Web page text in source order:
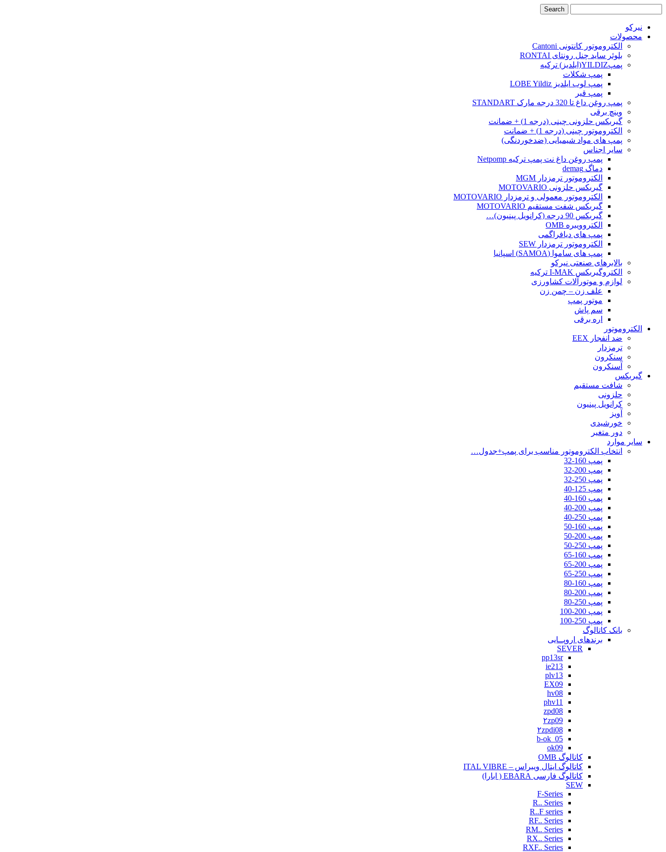
نیرکو
محصولات
الکتروموتور کانتونی Cantoni
بلوئر ساید چنل رونتای RONTAI
پمپYILDIZ(ایلدیز) ترکیه
پمپ شکلات
پمپ لوب ایلدیز LOBE Yildiz
پمپ قیر
پمپ روغن داغ تا 320 درجه مارک STANDART
وینچ برقی
گیربکس حلزونی چینی (درجه 1) + ضمانت
الکتروموتور چینی (درجه 1) + ضمانت
پمپ های مواد شیمیایی (ضدخوردنگی)
سایر اجناس
پمپ روغن داغ نت پمپ ترکیه Netpomp
دماگ demag
الکتروموتور ترمزدار MGM
گیربکس حلزونی MOTOVARIO
الکتروموتور معمولی و ترمزدار MOTOVARIO
گیربکس شفت مستقیم MOTOVARIO
گیربکس 90 درجه (کرانویل پینیون)…
الکتروویبره OMB
پمپ های دیافراگمی
الکتروموتور ترمزدار SEW
پمپ های ساموا (SAMOA) اسپانیا
بالابرهای صنعتی نیرکو
الکتروگیربکس I-MAK ترکیه
لوازم و موتورآلات کشاورزی
علف زن – چمن زن
موتور پمپ
سم پاش
اره برقی
الکتروموتور
ضد انفجار EEX
ترمزدار
سنکرون
آسنکرون
گیربکس
شافت مستقیم
حلزونی
کرانویل پینیون
آویز
خورشیدی
دور متغیر
سایر موارد
انتخاب الکتروموتور مناسب برای پمپ+جدول…
پمپ 160-32
پمپ 200-32
پمپ 250-32
پمپ 125-40
پمپ 160-40
پمپ 200-40
پمپ 250-40
پمپ 160-50
پمپ 200-50
پمپ 250-50
پمپ 160-65
پمپ 200-65
پمپ 250-65
پمپ 160-80
پمپ 200-80
پمپ 250-80
پمپ 200-100
پمپ 250-100
بانک کاتالوگ
برندهای اروپــایی
SEVER
pp13sr
ie213
plv13
EX09
hv08
phv11
zpd08
۲zp09
۲zpdi08
b-ok_05
ok09
کاتالوگ OMB
کاتالوگ ایتال ویبراس – ITAL VIBRE
کاتالوگ فارسی EBARA ( ابارا)
SEW
F-Series
R.. Series
R..F series
RF.. Series
RM.. Series
RX.. Series
RXF.. Series